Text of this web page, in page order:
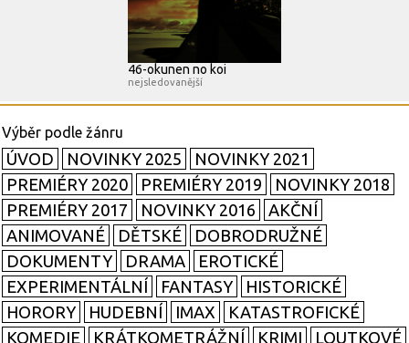
46-okunen no koi
nejsledovanější
ÚVOD NOVINKY 2025
NOVINKY 2021
PREMIÉRY 2020
PREMIÉRY 2019
NOVINKY 2018
PREMIÉRY 2017
NOVINKY 2016
AKČNÍ
ANIMOVANÉ
DĚTSKÉ
DOBRODRUŽNÉ
DOKUMENTY
DRAMA
EROTICKÉ
EXPERIMENTÁLNÍ
FANTASY
HISTORICKÉ
HORORY
HUDEBNÍ IMAX
KATASTROFICKÉ
KOMEDIE
KRÁTKOMETRÁŽNÍ KRIMI
LOUTKOVÉ